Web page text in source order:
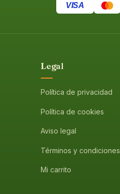
VISA
Legal
Política de privacidad
Política de cookies
Aviso legal
Términos y condiciones
Mi carrito